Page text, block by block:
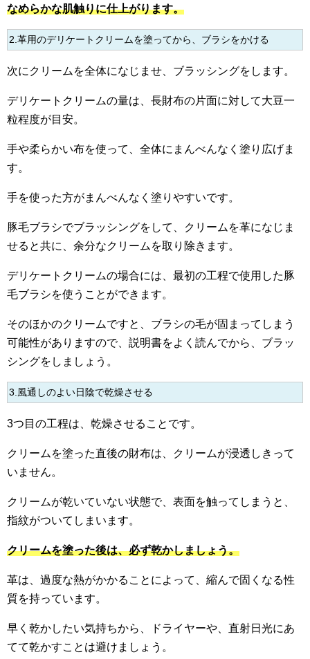
なめらかな肌触りに仕上がります。
2.革用のデリケートクリームを塗ってから、ブラシをかける
次にクリームを全体になじませ、ブラッシングをします。
デリケートクリームの量は、長財布の片面に対して大豆一
粒程度が目安。
手や柔らかい布を使って、全体にまんべんなく塗り広げま
す。
手を使った方がまんべんなく塗りやすいです。
豚毛ブラシでブラッシングをして、クリームを革になじま
せると共に、余分なクリームを取り除きます。
デリケートクリームの場合には、最初の工程で使用した豚
毛ブラシを使うことができます。
そのほかのクリームですと、ブラシの毛が固まってしまう
可能性がありますので、説明書をよく読んでから、ブラッ
シングをしましょう。
3.風通しのよい日陰で乾燥させる
3つ目の工程は、乾燥させることです。
クリームを塗った直後の財布は、クリームが浸透しきって
いません。
クリームが乾いていない状態で、表面を触ってしまうと、
指紋がついてしまいます。
クリームを塗った後は、必ず乾かしましょう。
革は、過度な熱がかかることによって、縮んで固くなる性
質を持っています。
早く乾かしたい気持ちから、ドライヤーや、直射日光にあ
てて乾かすことは避けましょう。